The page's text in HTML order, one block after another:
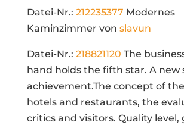
Datei-Nr.: 212235377 Modernes
Kaminzimmer von slavun
Datei-Nr.: 218821120 The
hand holds the fifth star. A new
achievement.The concept of
hotels and restaurants, the
critics and visitors. Quality level,